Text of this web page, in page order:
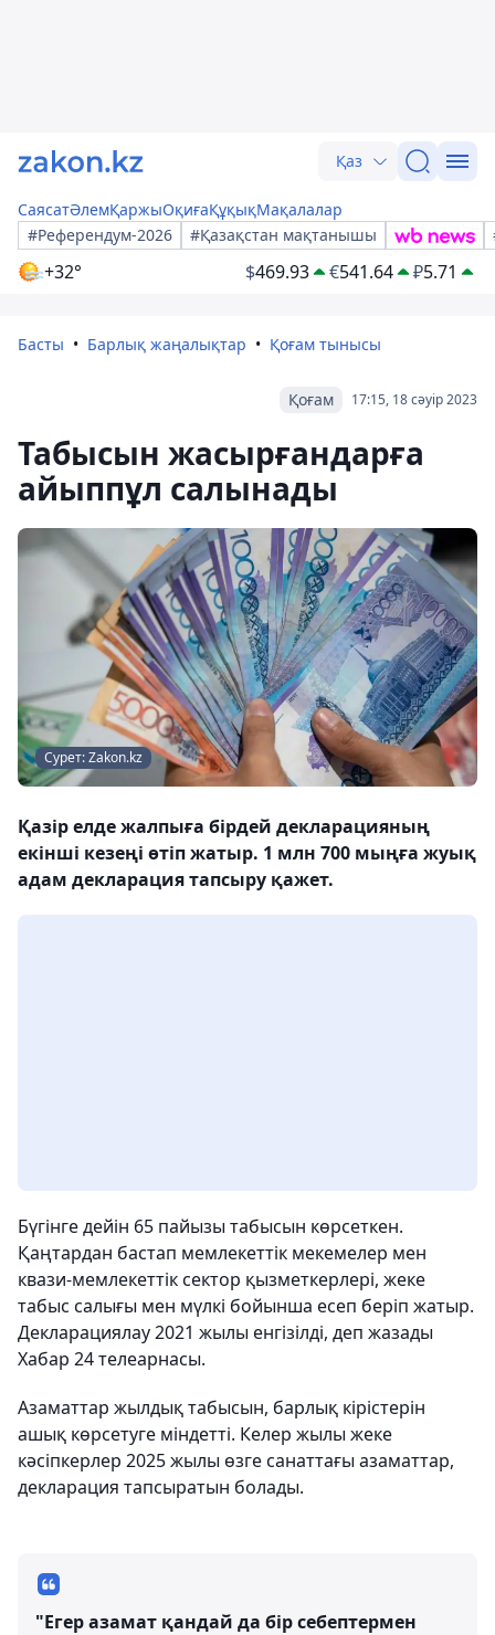
Қаз
СаясатӘлемҚаржыОқиғаҚұқықМақалалар
#Референдум-2026
#Қазақстан мақтанышы
+32° $469.93 €541.64 ₽5.71
Басты Барлық жаңалықтар Қоғам тынысы
17:15, 18 сәуір 2023
Қоғам
Табысын жасырғандарға
айыппұл салынады
Сурет: Zakon.kz
Қазір елде жалпыға бірдей декларацияның
екінші кезеңі өтіп жатыр. 1 млн 700 мыңға жуық
адам декларация тапсыру қажет.
Бүгінге дейін 65 пайызы табысын көрсеткен.
Қаңтардан бастап мемлекеттік мекемелер мен
квази-мемлекеттік сектор қызметкерлері, жеке
табыс салығы мен мүлкі бойынша есеп беріп жатыр.
Декларациялау 2021 жылы енгізілді, деп жазады
Хабар 24 телеарнасы.
Азаматтар жылдық табысын, барлық кірістерін
ашық көрсетуге міндетті. Келер жылы жеке
кәсіпкерлер 2025 жылы өзге санаттағы азаматтар,
декларация тапсыратын болады.
"Егер азамат қандай да бір себептермен